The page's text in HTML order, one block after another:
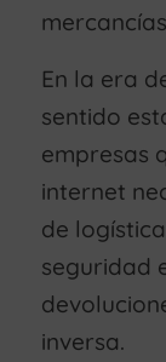
En la era
sentido
empresas
internet
de
seguridad
inversa.